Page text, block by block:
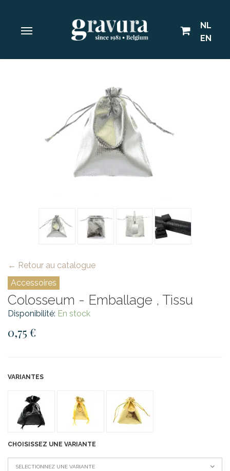
NL
EN
← Retour au catalogue
Accessoires
Colosseum - Emballage , Tissu
Disponibilité: En stock
0,75 €
VARIANTES
CHOISISSEZ UNE VARIANTE
SÉLECTIONNEZ UNE VARIANTE